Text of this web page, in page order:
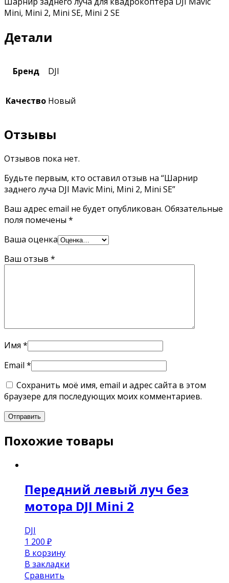
Mini, Mini 2, Mini SE, Mini 2 SE
Детали
Бренд DJI
Качество Новый
Отзывы
Отзывов пока нет.
Будьте первым, кто оставил отзыв на “Шарнир
заднего луча DJI Mavic Mini, Mini 2, Mini SE”
Ваш адрес email не будет опубликован. Обязательные
поля помечены *
Ваша оценка
Ваш отзыв *
Имя *
Email *
Сохранить моё имя, email и адрес сайта в этом
браузере для последующих моих комментариев.
Похожие товары
Передний левый луч без
мотора DJI Mini 2
DJI
1 200 ₽
В корзину
В закладки
Сравнить